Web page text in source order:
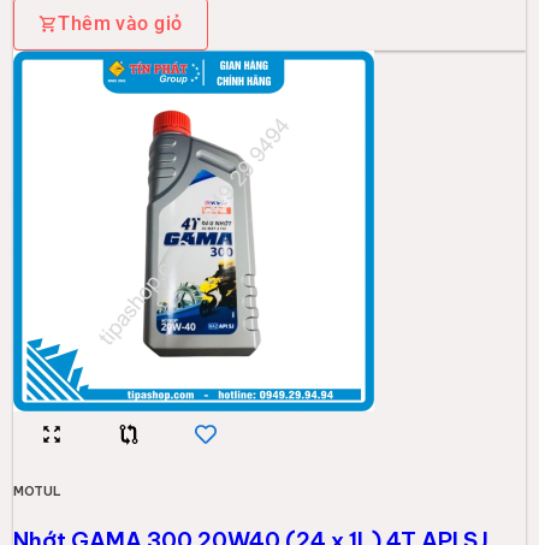
Thêm vào giỏ
MOTUL